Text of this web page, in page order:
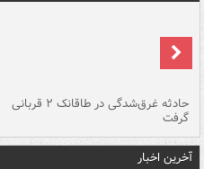
حادثه غرق‌شدگی در طاقانک ۲ قربانی
گرفت
آخرین اخبار